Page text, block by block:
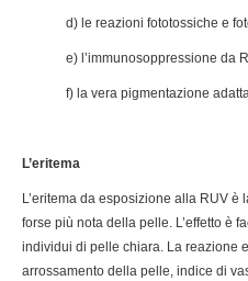
d) le reazioni fototossiche e
e) l’immunosoppressione da
f) la vera pigmentazione
L’eritema
L’eritema da esposizione alla RUV
forse più nota della pelle. L’effetto è
individui di pelle chiara. La reazione
arrossamento della pelle, indice di